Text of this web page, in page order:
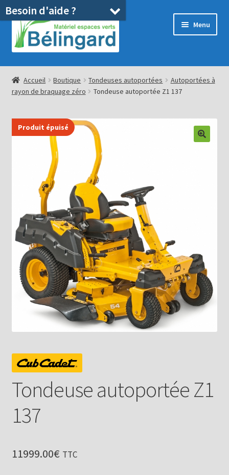
Aller
la
Aller
au
contenu
Menu
Accueil
Boutique
Location
Pièces détachées/SAV
Ouvrir
Accueil Boutique Tondeuses autoportées
Autoportées à
rayon de braquage zéro
Tondeuse autoportée Z1 137
Produit épuisé
Tondeuse autoportée Z1
137
11999.00€ TTC
Besoin d'aide ?